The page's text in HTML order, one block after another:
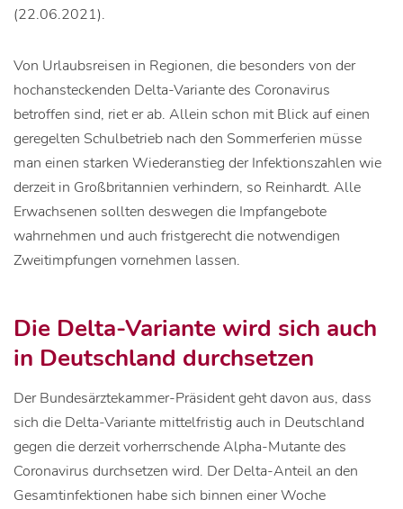
(22.06.2021).
Von Urlaubsreisen in Regionen, die besonders von der
hochansteckenden Delta-Variante des Coronavirus
betroffen sind, riet er ab. Allein schon mit Blick auf einen
geregelten Schulbetrieb nach den Sommerferien müsse
man einen starken Wiederanstieg der Infektionszahlen wie
derzeit in Großbritannien verhindern, so Reinhardt. Alle
Erwachsenen sollten deswegen die Impfangebote
wahrnehmen und auch fristgerecht die notwendigen
Zweitimpfungen vornehmen lassen.
Die Delta-Variante wird sich auch
in Deutschland durchsetzen
Der Bundesärztekammer-Präsident geht davon aus, dass
sich die Delta-Variante mittelfristig auch in Deutschland
gegen die derzeit vorherrschende Alpha-Mutante des
Coronavirus durchsetzen wird. Der Delta-Anteil an den
Gesamtinfektionen habe sich binnen einer Woche